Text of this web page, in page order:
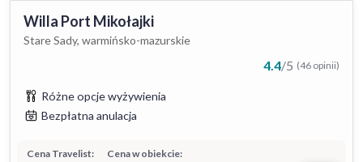
Willa Port Mikołajki
Stare Sady, warmińsko-mazurskie
4.4/5 (46 opinii)
Różne opcje wyżywienia
Bezpłatna anulacja
Cena w obiekcie:
Cena Travelist: